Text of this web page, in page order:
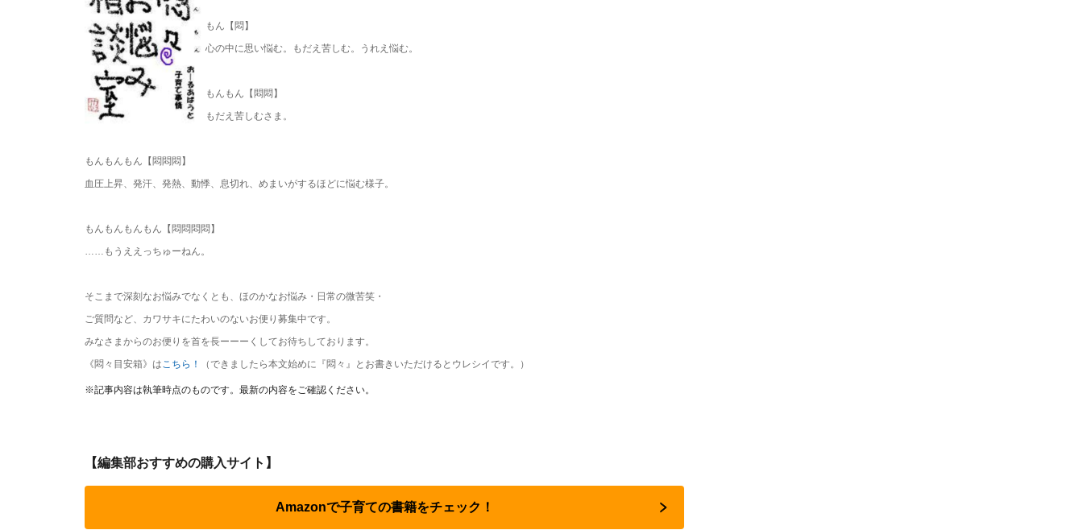
もん【悶】
心の中に思い悩む。もだえ苦しむ。うれえ悩む。
もんもん【悶悶】
もだえ苦しむさま。
もんもんもん【悶悶悶】
血圧上昇、発汗、発熱、動悸、息切れ、めまいがするほどに悩む様子。
もんもんもんもん【悶悶悶悶】
……もうええっちゅーねん。
そこまで深刻なお悩みでなくとも、ほのかなお悩み・日常の微苦笑・
ご質問など、カワサキにたわいのないお便り募集中です。
みなさまからのお便りを首を長ーーーくしてお待ちしております。
《悶々目安箱》はこちら！ （できましたら本文始めに『悶々』とお書きいただけるとウレシイです。）
※記事内容は執筆時点のものです。最新の内容をご確認ください。
【編集部おすすめの購入サイト】
Amazonで子育ての書籍をチェック！